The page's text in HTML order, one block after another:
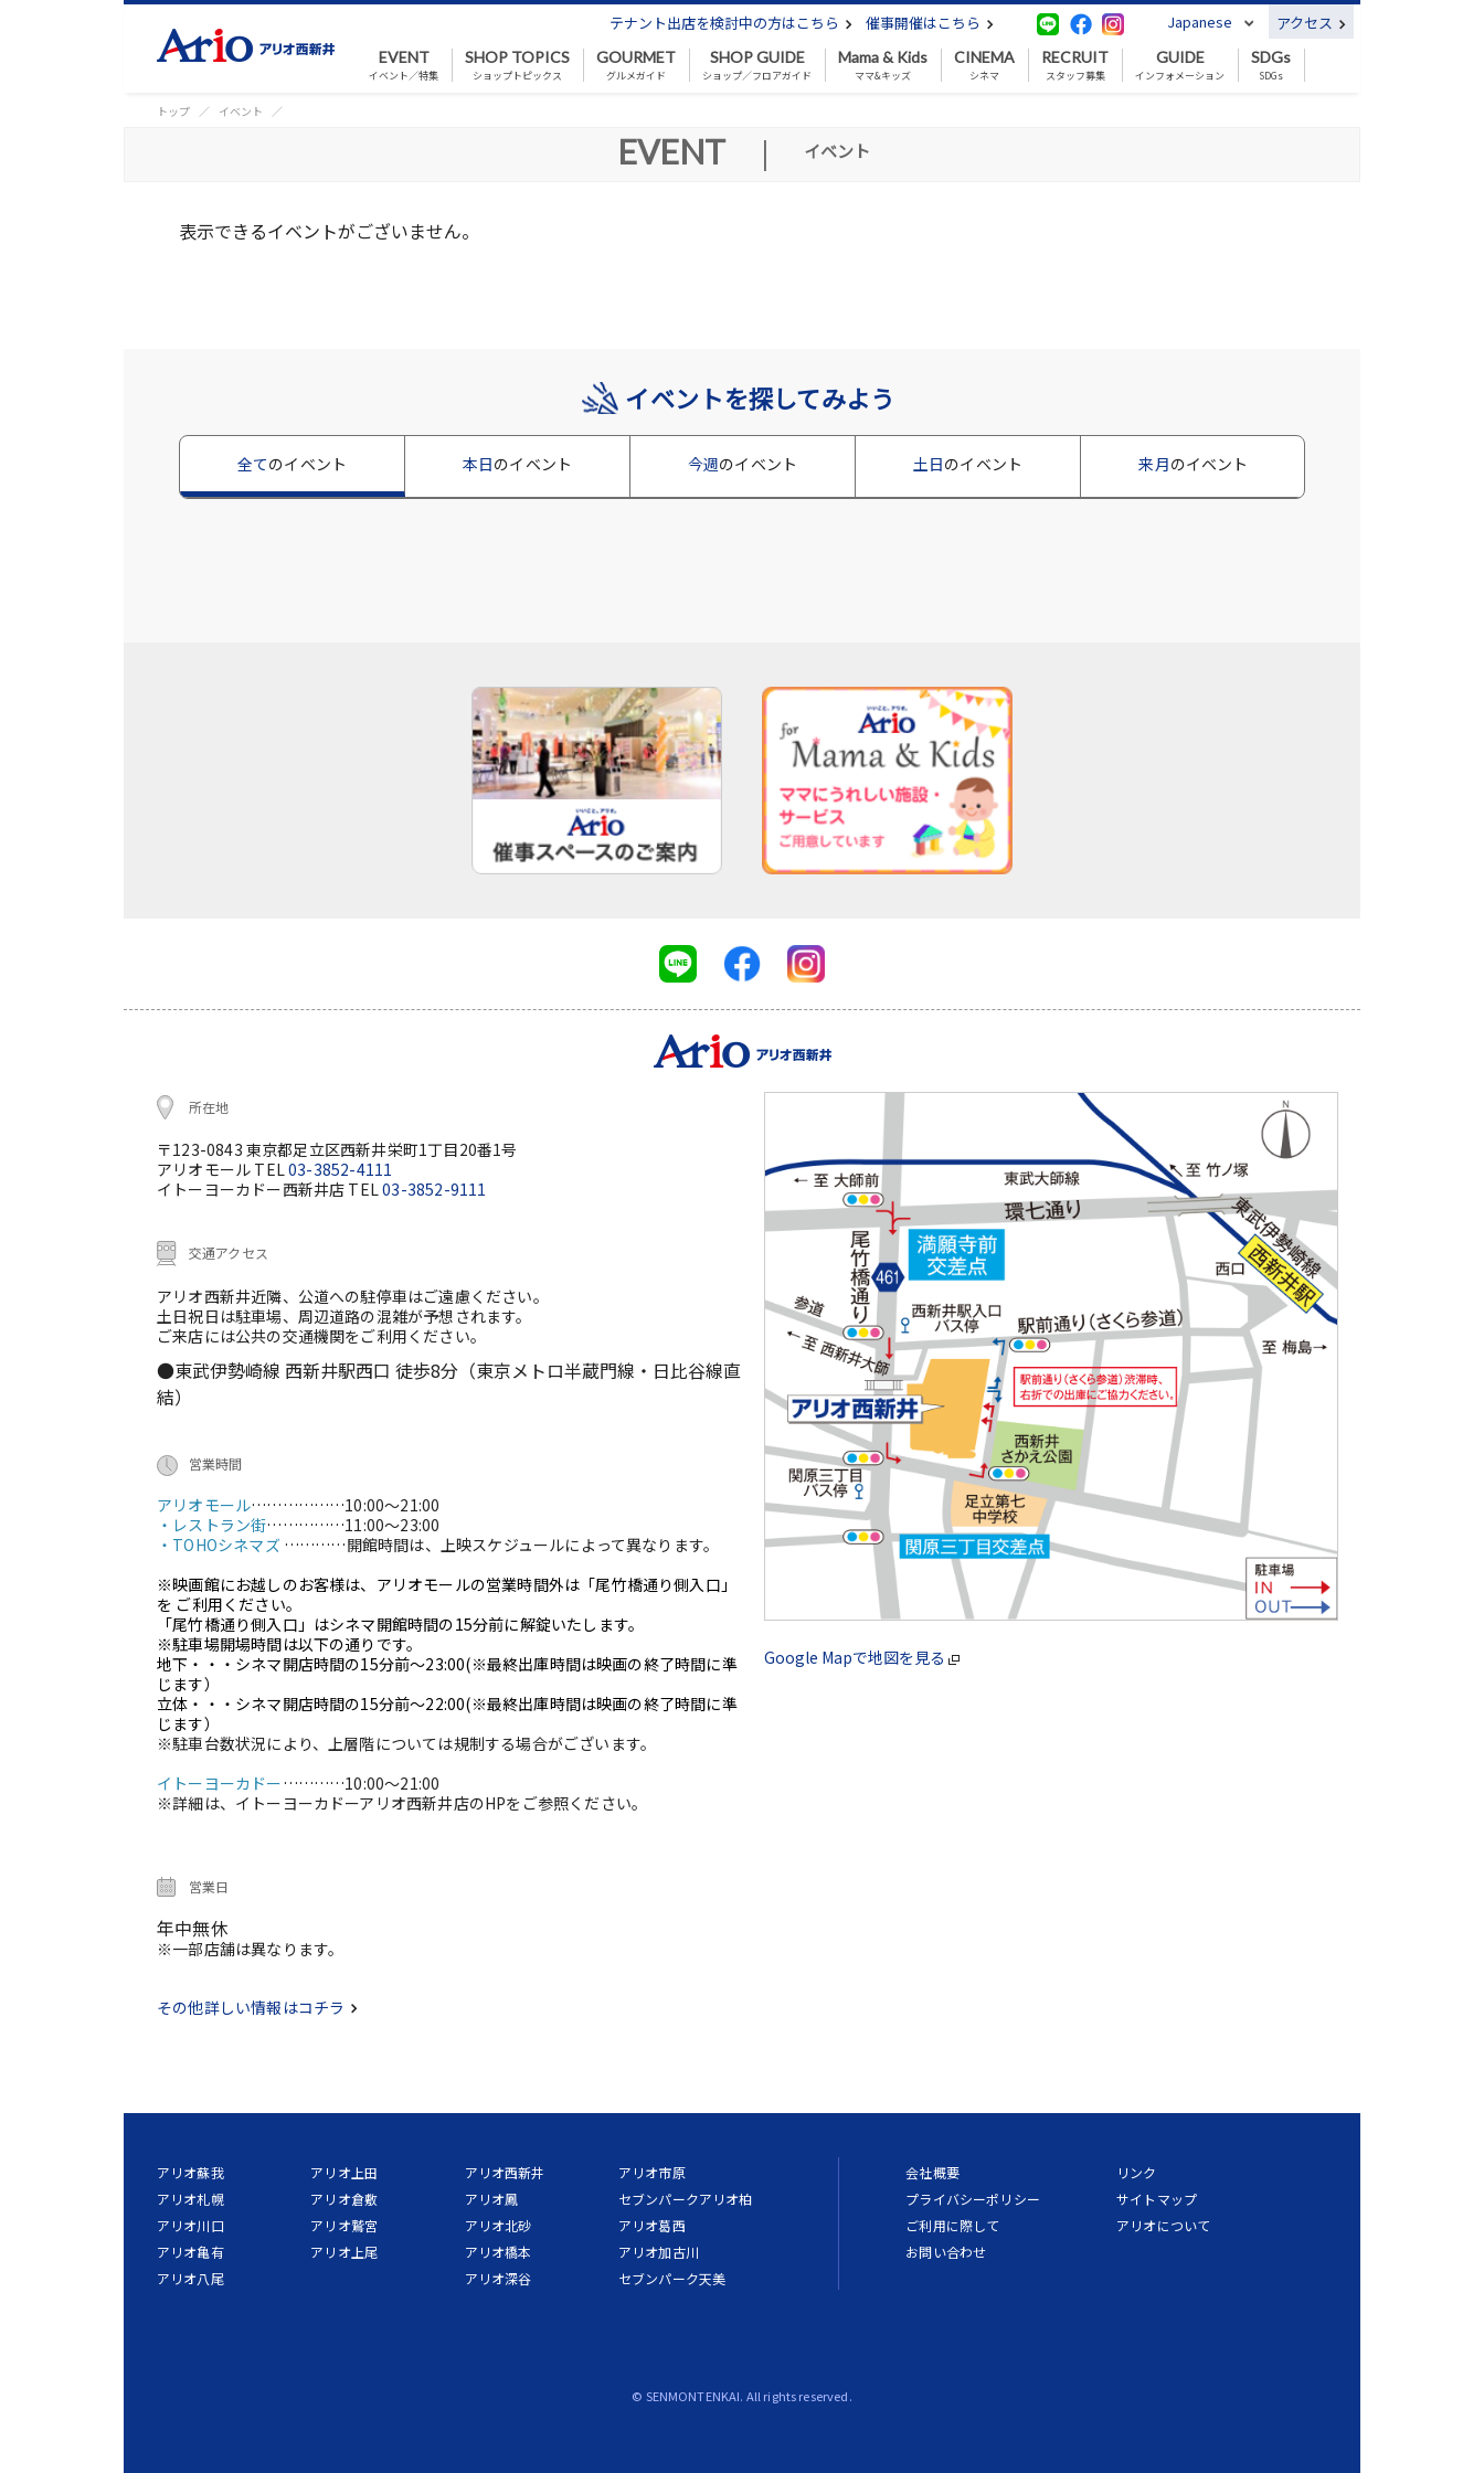
テナント出店を検討中の方はこちら 催事開催はこちら Japanese アクセス
EVENT
イベント／特集
SHOP TOPICS
ショップトピックス
GOURMET
グルメガイド
SHOP GUIDE
ショップ／フロアガイド
Mama & Kids
ママ&キッズ
CINEMA
シネマ
RECRUIT
スタッフ募集
GUIDE
インフォメーション
SDGs
SDGs
トップ イベント
EVENT | イベント
表示できるイベントがございません。
イベントを探してみよう
全てのイベント 本日のイベント 今週のイベント 土日のイベント 来月のイベント
所在地
〒123-0843 東京都足立区西新井栄町1丁目20番1号
アリオモール TEL03-3852-4111
イトーヨーカドー西新井店 TEL03-3852-9111
交通アクセス
アリオ西新井近隣、公道への駐停車はご遠慮ください。
土日祝日は駐車場、周辺道路の混雑が予想されます。
ご来店には公共の交通機関をご利用ください。
●東武伊勢崎線 西新井駅西口 徒歩8分（東京メトロ半蔵門線・日比谷線直
結）
営業時間
アリオモール………………10:00～21:00
・レストラン街……………11:00～23:00
・TOHOシネマズ …………開館時間は、上映スケジュールによって異なります。
※映画館にお越しのお客様は、アリオモールの営業時間外は「尾竹橋通り側入口」
を ご利用ください。
「尾竹橋通り側入口」はシネマ開館時間の15分前に解錠いたします。
※駐車場開場時間は以下の通りです。
地下・・・シネマ開店時間の15分前～23:00(※最終出庫時間は映画の終了時間に準
じます）
立体・・・シネマ開店時間の15分前～22:00(※最終出庫時間は映画の終了時間に準
じます）
※駐車台数状況により、上層階については規制する場合がございます。
イトーヨーカドー…………10:00～21:00
※詳細は、イトーヨーカドーアリオ西新井店のHPをご参照ください。
営業日
年中無休
※一部店舗は異なります。
その他詳しい情報はコチラ
Google Mapで地図を見る
アリオ蘇我
アリオ札幌
アリオ川口
アリオ亀有
アリオ八尾
アリオ上田
アリオ倉敷
アリオ鷲宮
アリオ上尾
アリオ西新井
アリオ鳳
アリオ北砂
アリオ橋本
アリオ深谷
アリオ市原
セブンパークアリオ柏
アリオ葛西
アリオ加古川
セブンパーク天美
会社概要
プライバシーポリシー
ご利用に際して
お問い合わせ
リンク
サイトマップ
アリオについて
© SENMONTENKAI. All rights reserved.